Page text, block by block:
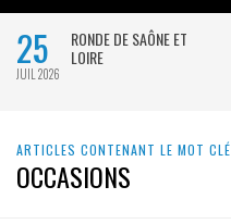
25
JUIL 2026
RONDE DE SAÔNE ET
LOIRE
ARTICLES CONTENANT LE MOT
OCCASIONS